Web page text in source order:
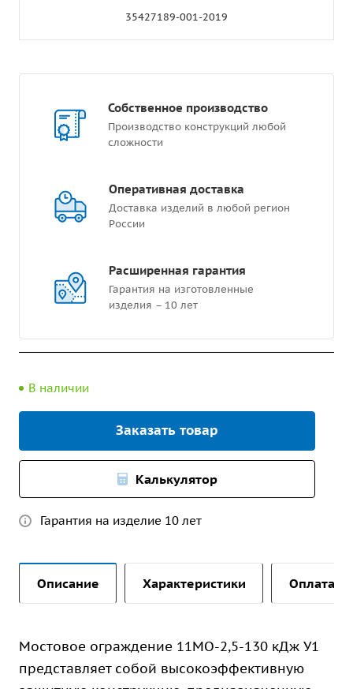
35427189-001-2019
Собственное производство
Производство конструкций любой
сложности
Оперативная доставка
Доставка изделий в любой регион
России
Расширенная гарантия
Гарантия на изготовленные
изделия – 10 лет
В наличии
Заказать товар
Калькулятор
Гарантия на изделие 10 лет
Описание Характеристики Оплата и
Мостовое ограждение 11МО-2,5-130 кДж У1
представляет собой высокоэффективную